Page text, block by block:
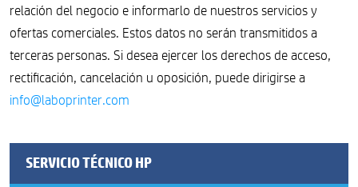
relación del negocio e informarlo de nuestros servicios y
ofertas comerciales. Estos datos no serán transmitidos a
terceras personas. Si desea ejercer los derechos de acceso,
rectificación, cancelación u oposición, puede dirigirse a
info@laboprinter.com
SERVICIO TÉCNICO HP